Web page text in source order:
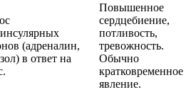
(адреналин,
в ответ на
Повышенное
сердцебиение,
потливость,
тревожность.
Обычно
кратковременное
явление.